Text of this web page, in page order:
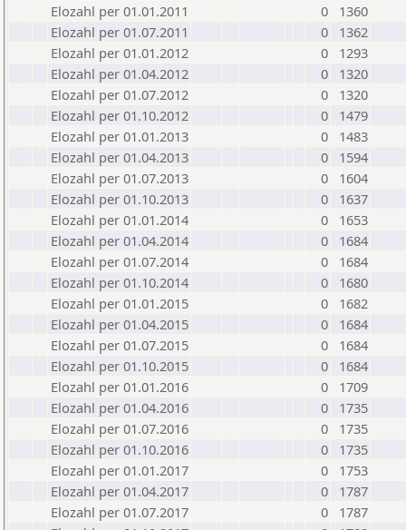
Elozahl per 01.01.2011
0
1360
Elozahl per 01.07.2011
0
1362
Elozahl per 01.01.2012
0
1293
Elozahl per 01.04.2012
0
1320
Elozahl per 01.07.2012
0
1320
Elozahl per 01.10.2012
0
1479
Elozahl per 01.01.2013
0
1483
Elozahl per 01.04.2013
0
1594
Elozahl per 01.07.2013
0
1604
Elozahl per 01.10.2013
0
1637
Elozahl per 01.01.2014
0
1653
Elozahl per 01.04.2014
0
1684
Elozahl per 01.07.2014
0
1684
Elozahl per 01.10.2014
0
1680
Elozahl per 01.01.2015
0
1682
Elozahl per 01.04.2015
0
1684
Elozahl per 01.07.2015
0
1684
Elozahl per 01.10.2015
0
1684
Elozahl per 01.01.2016
0
1709
Elozahl per 01.04.2016
0
1735
Elozahl per 01.07.2016
0
1735
Elozahl per 01.10.2016
0
1735
Elozahl per 01.01.2017
0
1753
Elozahl per 01.04.2017
0
1787
Elozahl per 01.07.2017
0
1787